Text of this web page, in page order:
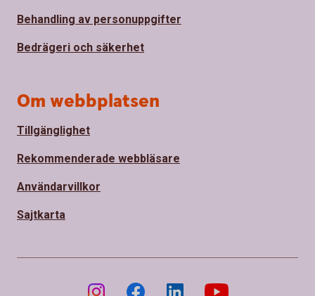
Behandling av personuppgifter
Bedrägeri och säkerhet
Om webbplatsen
Tillgänglighet
Rekommenderade webbläsare
Användarvillkor
Sajtkarta